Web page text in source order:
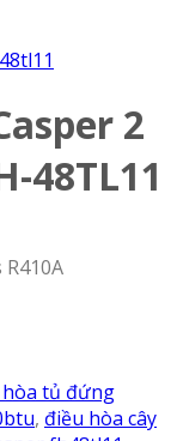
2
48TL11
R410A
tủ đứng
, điều hòa cây